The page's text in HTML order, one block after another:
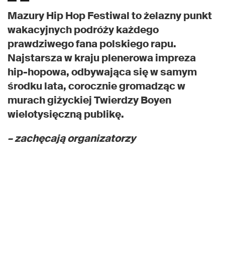
Mazury Hip Hop Festiwal to żelazny punkt
wakacyjnych podróży każdego
prawdziwego fana polskiego rapu.
Najstarsza w kraju plenerowa impreza
hip-hopowa, odbywająca się w samym
środku lata, corocznie gromadząc w
murach giżyckiej Twierdzy Boyen
wielotysięczną publikę.
– zachęcają organizatorzy